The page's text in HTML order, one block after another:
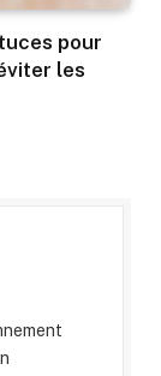
pour
les